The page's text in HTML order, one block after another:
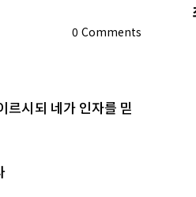
0 Comments
르시되 네가 인자를 믿